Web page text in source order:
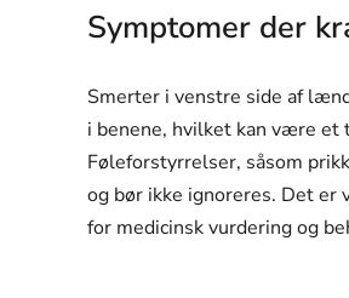
Symptomer der
Smerter i venstre side af
i benene, hvilket kan være et
Føleforstyrrelser, såsom
og bør ikke ignoreres. Det
for medicinsk vurdering og